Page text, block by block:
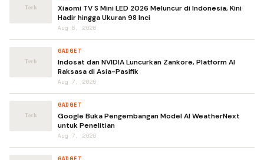
Xiaomi TV S Mini LED 2026 Meluncur di Indonesia, Kini
Hadir hingga Ukuran 98 Inci
Aug 6, 2026
GADGET
Indosat dan NVIDIA Luncurkan Zankore, Platform AI
Raksasa di Asia-Pasifik
Aug 7, 2026
GADGET
Google Buka Pengembangan Model AI WeatherNext
untuk Penelitian
Aug 7, 2026